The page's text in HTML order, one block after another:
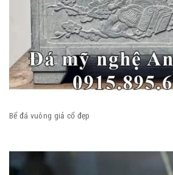
Bể đá vuông giả cổ đẹp